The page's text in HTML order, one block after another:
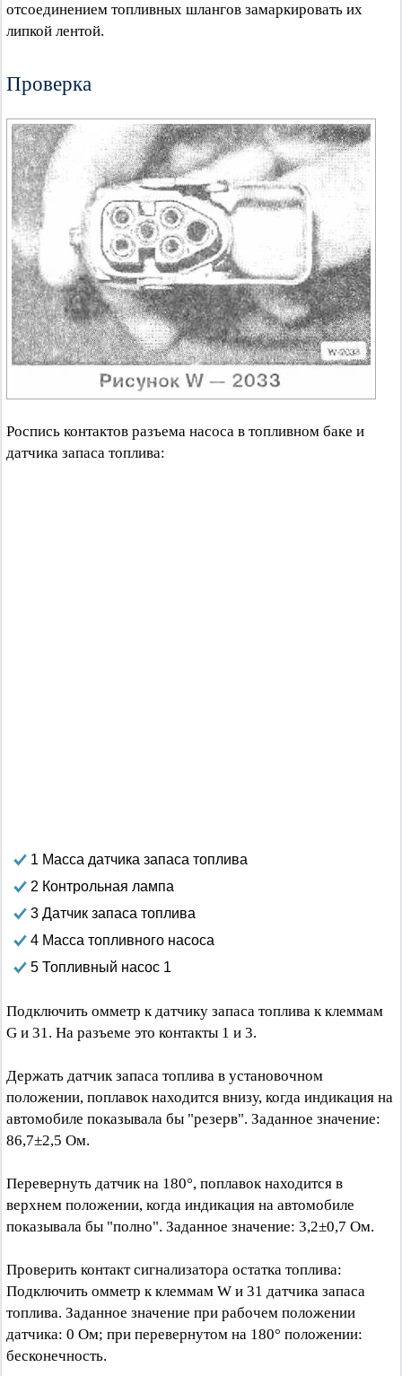
отсоединением топливных шлангов замаркировать их
липкой лентой.
Проверка
Роспись контактов разъема насоса в топливном баке и
датчика запаса топлива:
1 Масса датчика запаса топлива
2 Контрольная лампа
3 Датчик запаса топлива
4 Масса топливного насоса
5 Топливный насос 1
Подключить омметр к датчику запаса топлива к клеммам
G и 31. На разъеме это контакты 1 и 3.
Держать датчик запаса топлива в установочном
положении, поплавок находится внизу, когда индикация на
автомобиле показывала бы "резерв". Заданное значение:
86,7±2,5 Ом.
Перевернуть датчик на 180°, поплавок находится в
верхнем положении, когда индикация на автомобиле
показывала бы "полно". Заданное значение: 3,2±0,7 Ом.
Проверить контакт сигнализатора остатка топлива:
Подключить омметр к клеммам W и 31 датчика запаса
топлива. Заданное значение при рабочем положении
датчика: 0 Ом; при перевернутом на 180° положении:
бесконечность.